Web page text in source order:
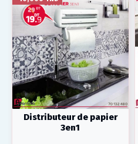
Distributeur de papier
3en1